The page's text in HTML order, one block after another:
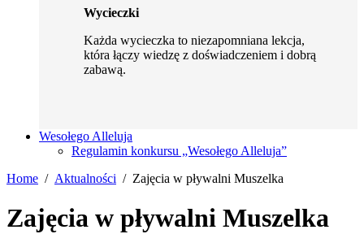
Wycieczki
Każda wycieczka to niezapomniana lekcja,
która łączy wiedzę z doświadczeniem i dobrą
zabawą.
Wesołego Alleluja
Regulamin konkursu „Wesołego Alleluja”
Home
Aktualności Zajęcia w pływalni Muszelka
Zajęcia w pływalni Muszelka